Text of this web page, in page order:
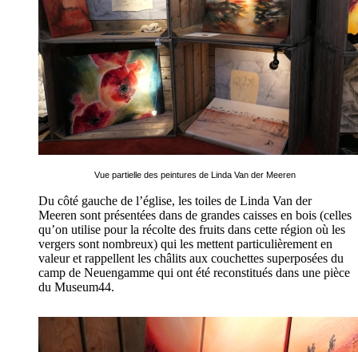
Vue partielle des peintures de Linda Van der Meeren
Du côté gauche de l’église, les toiles de Linda Van der
Meeren sont présentées dans de grandes caisses en bois (celles
qu’on utilise pour la récolte des fruits dans cette région où les
vergers sont nombreux) qui les mettent particulièrement en
valeur et rappellent les châlits aux couchettes superposées du
camp de Neuengamme qui ont été reconstitués dans une pièce
du Museum44.